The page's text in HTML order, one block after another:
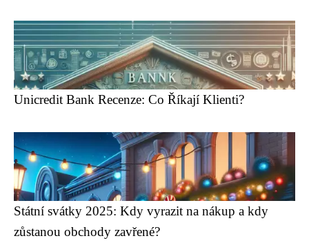
Unicredit Bank Recenze: Co Říkají Klienti?
Státní svátky 2025: Kdy vyrazit na nákup a kdy
zůstanou obchody zavřené?